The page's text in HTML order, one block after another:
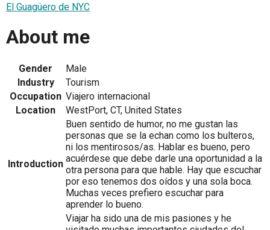
El Guagüero de NYC
About me
Gender
Male
Industry
Tourism
Occupation Viajero internacional
Location
WestPort, CT, United States
Introduction
Buen sentido de humor, no me gustan las
personas que se la echan como los bulteros,
ni los mentirosos/as. Hablar es bueno, pero
acuérdese que debe darle una oportunidad a la
otra persona para que hable. Hay que escuchar
por eso tenemos dos oídos y una sola boca.
Muchas veces prefiero escuchar para
aprender lo bueno.
Viajar ha sido una de mis pasiones y he